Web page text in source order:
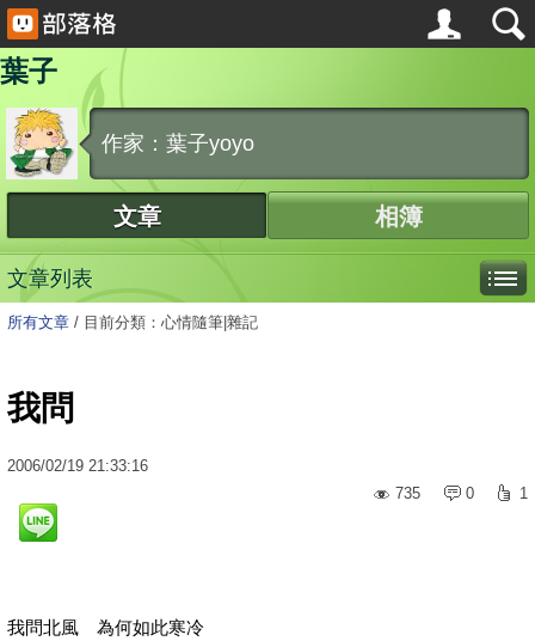
葉子
作家：葉子yoyo
文章 相簿
文章列表
所有文章 / 目前分類：心情隨筆|雜記
我問
2006/02/19 21:33:16
735
0 1
我問北風 為何如此寒冷